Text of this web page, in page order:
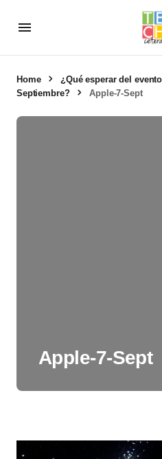
Home
¿Qué esperar del
Septiembre?
Apple-7-Sept
Apple-7-Sept